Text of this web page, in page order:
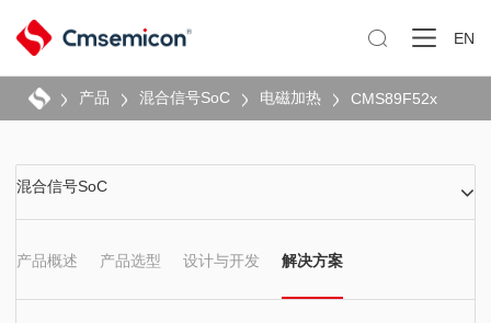
 EN
产品 混合信号SoC 电磁加热 CMS89F52x
混合信号SoC
产品概述 产品选型 设计与开发 解决方案